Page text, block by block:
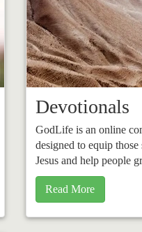
Devotionals
GodLife is an online
designed to equip
Jesus and help people
Read More